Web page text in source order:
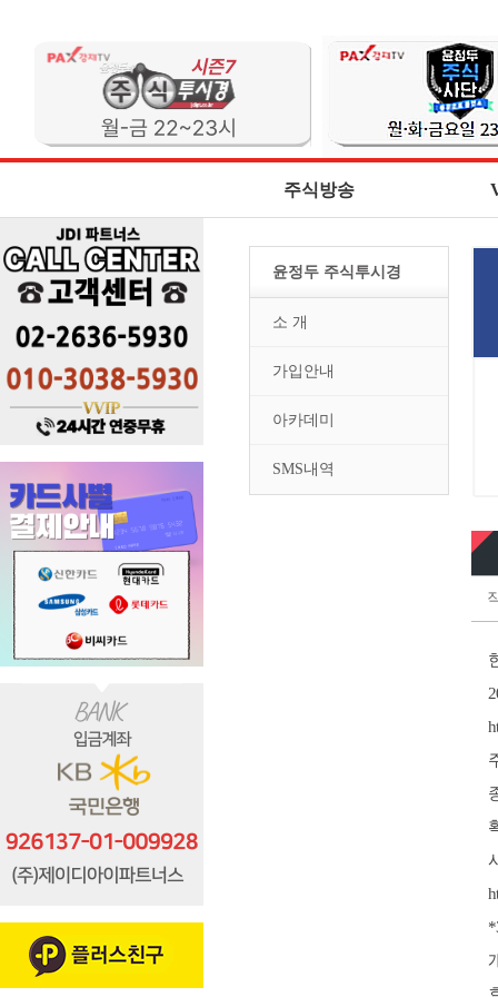
주식방송
윤정두 주식투시경
소 개
가입안내
아카데미
SMS내역